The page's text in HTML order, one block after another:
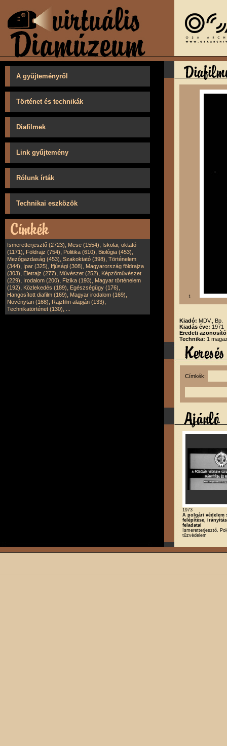
A gyűjteményről
Történet és technikák
Diafilmek
Link gyűjtemény
Rólunk írták
Technikai eszközök
Ismeretterjesztő (2723), Mese (1554), Iskolai, oktató
(1171), Földrajz (754), Politika (610), Biológia (453),
Mezőgazdaság (453), Szakoktató (398), Történelem
(344), Ipar (325), Ifjúsági (308), Magyarország földrajza
(303), Életrajz (277), Művészet (252), Képzőművészet
(229), Irodalom (200), Fizika (193), Magyar történelem
(192), Közlekedés (189), Egészségügy (176),
Hangosított diafilm (169), Magyar irodalom (169),
Növénytan (168), Rajzfilm alapján (133),
Technikatörténet (130),
1
Kiadó: MDV., Bp.
Kiadás éve: 1971
Eredeti
Technika: 1
Címkék:
1973
A polgári védelem
felépítése,
feladatai
Ismeretterjesztő,
tűzvédelem